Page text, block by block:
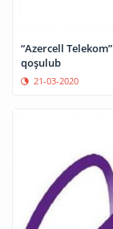
“Azercell
qoşulub
21-03-2020